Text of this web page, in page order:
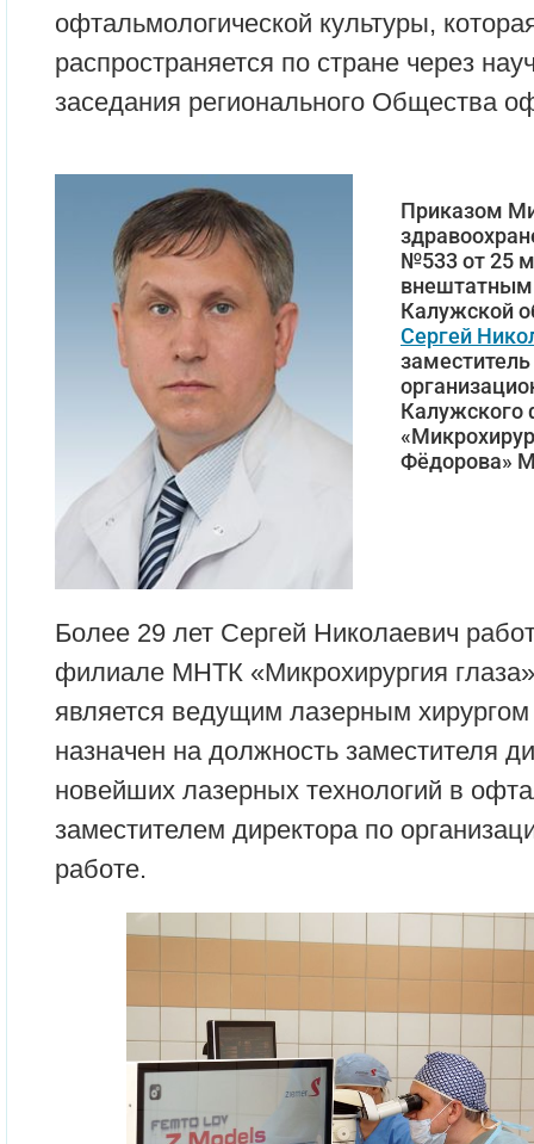
офтальмологической культуры,
распространяется по стране через
заседания регионального Общества
Приказом
№533 от 25
Калужской
Сергей
Фёдорова»
Более 29 лет Сергей Николаевич
филиале МНТК «Микрохирургия
является ведущим лазерным
назначен на должность заместителя
новейших лазерных технологий в
заместителем директора по
работе.